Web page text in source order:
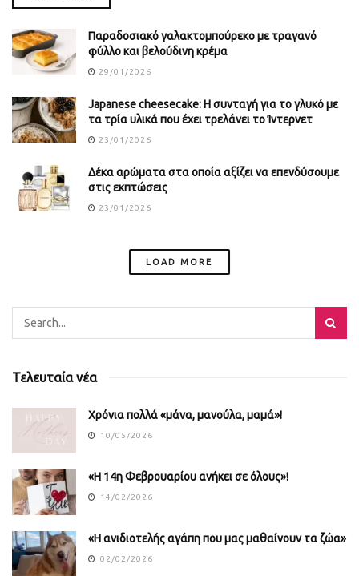
Παραδοσιακό γαλακτομπούρεκο με τραγανό
φύλλο και βελούδινη κρέμα
29/01/2026
Japanese cheesecake: Η συνταγή για το γλυκό με
τα τρία υλικά που έχει τρελάνει το Ίντερνετ
23/01/2026
Δέκα αρώματα στα οποία αξίζει να επενδύσουμε
στις εκπτώσεις
23/01/2026
LOAD MORE
Τελευταία νέα
Χρόνια πολλά «μάνα, μανούλα, μαμά»!
10/05/2026
«Η 14η Φεβρουαρίου ανήκει σε όλους»!
14/02/2026
«Η ανιδιοτελής αγάπη που μας μαθαίνουν τα ζώα»
02/02/2026